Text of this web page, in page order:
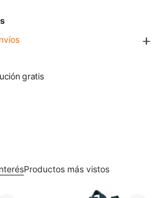
gratis
Productos más vistos